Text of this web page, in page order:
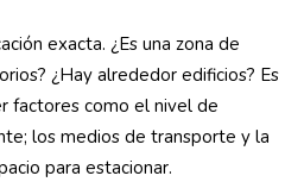
exacta. ¿Es una zona de
¿Hay alrededor edificios? Es
factores como el nivel de
los medios de transporte y la
para estacionar.